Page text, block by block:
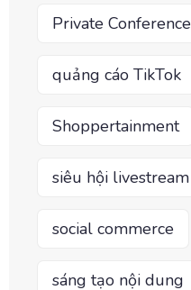
Private
quảng cáo TikTok
Shoppertainment
siêu hội livestream
social commerce
sáng tạo nội dung